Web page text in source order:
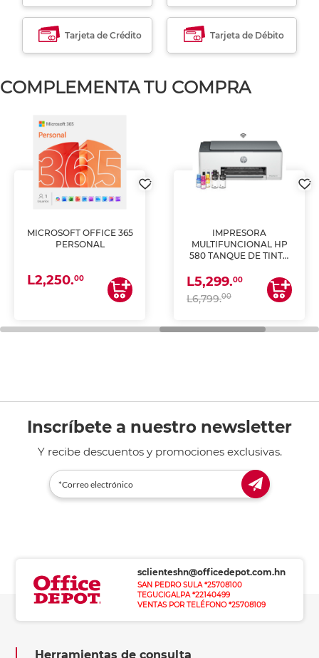
Tarjeta de Crédito Tarjeta de Débito
COMPLEMENTA TU COMPRA
MICROSOFT OFFICE 365
PERSONAL
L2,250.00
IMPRESORA
MULTIFUNCIONAL HP
580 TANQUE DE TINTA
ESCANEA)
L5,299.00
L6,799.00
Inscríbete a nuestro newsletter
Y recibe descuentos y promociones exclusivas.
sclienteshn@officedepot.com.hn
SAN PEDRO SULA *25708100
TEGUCIGALPA *22140499
VENTAS POR TELÉFONO *25708109
Herramientas de consulta